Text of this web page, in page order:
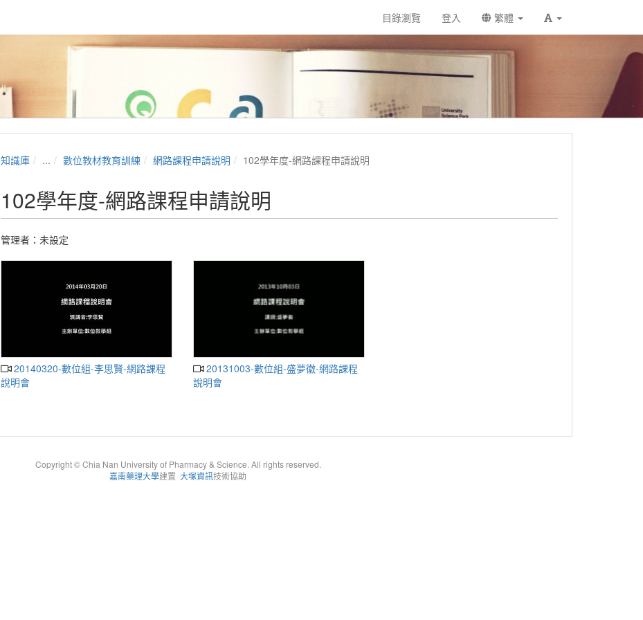
目錄瀏覽 登入 繁體
知識庫 ... 數位教材教育訓練 網路課程申請說明 102學年度-網路課程申請說明
102學年度-網路課程申請說明
管理者：未設定
20140320-數位組-李思賢-網路課程
說明會
20131003-數位組-盛夢徽-網路課程
說明會
Copyright © Chia Nan University of Pharmacy & Science. All rights reserved.
嘉南藥理大學建置 大塚資訊技術協助